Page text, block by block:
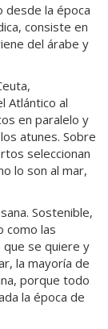
desde la época
consiste en
del árabe y
Atlántico al
en paralelo y
atunes. Sobre
seleccionan
lo son al mar,
Sostenible,
como las
que se quiere y
la mayoría de
porque todo
la época de